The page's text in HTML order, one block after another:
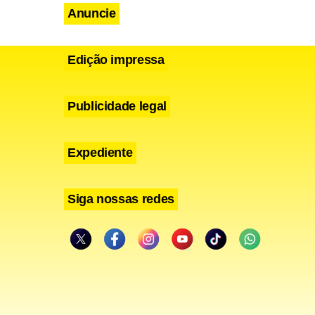
da
mas
por
como
Anuncie
Edição impressa
Publicidade legal
Expediente
Siga nossas redes